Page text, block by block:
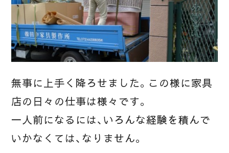
無事に上手く降ろせました。この様に家具
店の日々の仕事は様々です。
一人前になるには、いろんな経験を積んで
いかなくては、なりません。